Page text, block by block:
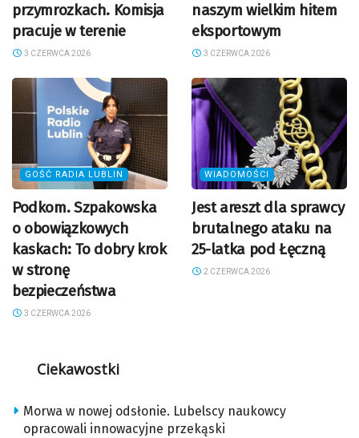
przymrozkach. Komisja
pracuje w terenie
3 CZERWCA 2026
naszym wielkim hitem
eksportowym
3 CZERWCA 2026
GOŚĆ RADIA LUBLIN
Podkom. Szpakowska
o obowiązkowych
kaskach: To dobry krok
w stronę
bezpieczeństwa
3 CZERWCA 2026
WIADOMOŚCI
Jest areszt dla sprawcy
brutalnego ataku na
25-latka pod Łęczną
2 CZERWCA 2026
Ciekawostki
Morwa w nowej odsłonie. Lubelscy naukowcy
opracowali innowacyjne przekąski